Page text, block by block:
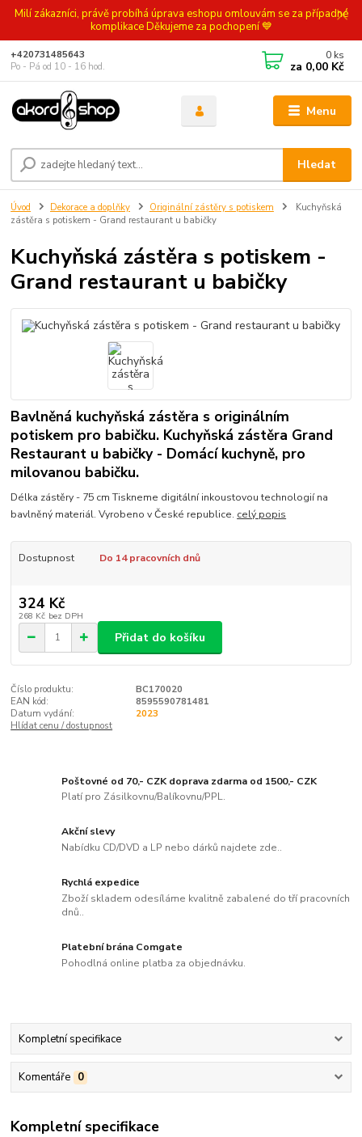
Milí zákazníci, právě probíhá úprava eshopu omlouvám se za případné
komplikace Děkujeme za pochopení 💙
Menu
Hledat
+420731485643
Po - Pá od 10 - 16 hod.
0 ks
za 0,00 Kč
Úvod Dekorace a doplňky Originální zástěry s potiskem
Kuchyňská
zástěra s potiskem - Grand restaurant u babičky
Kuchyňská zástěra s potiskem -
Grand restaurant u babičky
Bavlněná kuchyňská zástěra s originálním
potiskem pro babičku. Kuchyňská zástěra Grand
Restaurant u babičky - Domácí kuchyně, pro
milovanou babičku.
Délka zástěry - 75 cm Tiskneme digitální inkoustovou technologií na
bavlněný materiál. Vyrobeno v České republice. celý popis
Dostupnost Do 14 pracovních dnů
324 Kč
268 Kč bez DPH
Přidat do košíku
Číslo produktu:
BC170020
EAN kód:
8595590781481
Datum vydání:
2023
Hlídat cenu / dostupnost
Poštovné od 70,- CZK doprava zdarma od 1500,- CZK
Platí pro Zásilkovnu/Balíkovnu/PPL.
Akční slevy
Nabídku CD/DVD a LP nebo dárků najdete zde..
Rychlá expedice
Zboží skladem odesíláme kvalitně zabalené do tří pracovních
dnů..
Platební brána Comgate
Pohodlná online platba za objednávku.
Kompletní specifikace
Komentáře 0
Kompletní specifikace